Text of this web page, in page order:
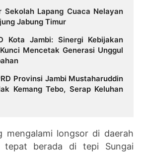
Sekolah Lapang Cuaca Nelayan
Jabung Timur
Kota Jambi: Sinergi Kebijakan
Mencetak Generasi Unggul
Provinsi Jambi Mustaharuddin
Kemang Tebo, Serap Keluhan
mengalami longsor di daerah
tepat berada di tepi Sungai